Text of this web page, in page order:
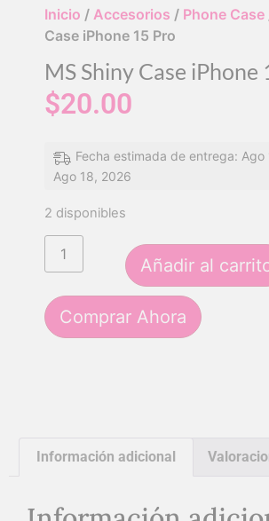
Inicio / Accesorios / Phone Case
Case iPhone 15 Pro
MS Shiny Case iPhone
$20.00
Fecha estimada de entrega:
Ago 18, 2026
2 disponibles
Añadir al
Comprar Ahora
Información adicional